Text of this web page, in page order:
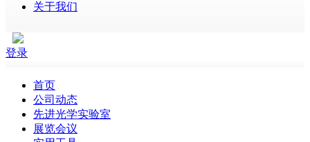
关于我们
登录
首页
公司动态
先进光学实验室
展览会议